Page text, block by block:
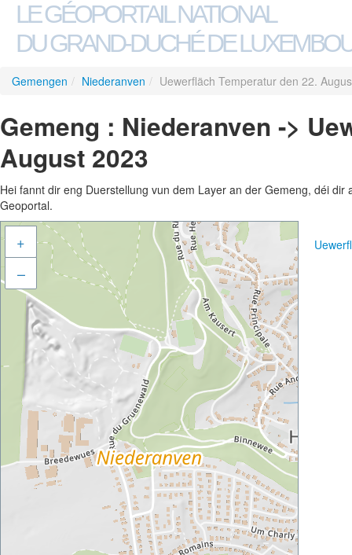
LE GÉOPORTAIL NATIONAL
DU GRAND-DUCHÉ DE
Gemengen / Niederanven / Uewerfläch Temperatur den 22.
Gemeng : Niederanven ->
August 2023
Hei fannt dir eng Duerstellung vun dem Layer an der Gemeng, déi
Geoportal.
+
–